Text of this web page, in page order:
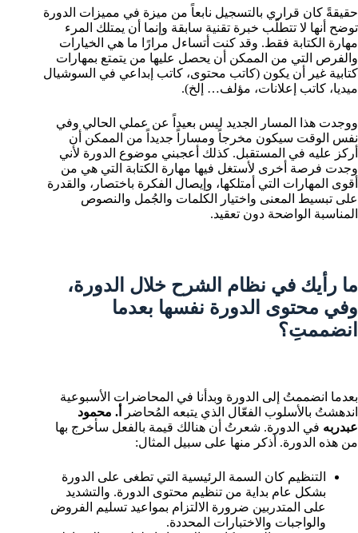
حقيقةً كان قراري بالتسجيل نابعاً من ميزة في مميزات الدورة
توضح أنها لا تتطلّب خبرة تقنية سابقة وإنما أن يمتلك المرء
مهارة الكتابة فقط. وقد كنت أتساءل مرارًا ما هي الخيارات
والفرص التي من الممكن أن يحصل عليها من يتمتع بمهارات
كتابية غير أن يكون (كاتب محتوى، كاتب إبداعي في السوشيال
ميديا، كاتب إعلانات، مؤلف… إلخ).
ووجدت هذا المسار الجديد ليس بعيداً عن عملي الحالي وفي
نفس الوقت سيكون مخرجاً ومساراً جديداً من الممكن أن
أركز عليه في المستقبل. كذلك أعجبني موضوع الدورة لأني
وجدت فرصة أخرى لأستغل فيها مهارة الكتابة التي هي من
أقوى المهارات التي أمتلكها، وإيصال الفكرة باختصار، والقدرة
على تبسيط المعنى واختيار الكلمات والجُمل والنصوص
المناسبة الواضحة دون تعقيد.
ما رأيك في نظام الشرح خلال الدورة،
وفي محتوى الدورة نفسها بعدما
انضممتِ؟
بعدما انضممتُ إلى الدورة وبدأنا في المحاضرات الأسبوعية
اندهشتُ بالأسلوب الفعّال الذي يتبعه المُحاضر
أ. محمود
عبدربه في الدورة. شعرتُ أن هنالك قيمة بالفعل سأخرج بها
من هذه الدورة. أذكر منها على سبيل المثال:
التنظيم كان السمة الرئيسية التي تطغى على الدورة
بشكل عام بداية من تنظيم محتوى الدورة. والتشديد
على المتدربين ضرورة الالتزام بمواعيد تسليم الفروض
والواجبات والاختبارات المحددة.